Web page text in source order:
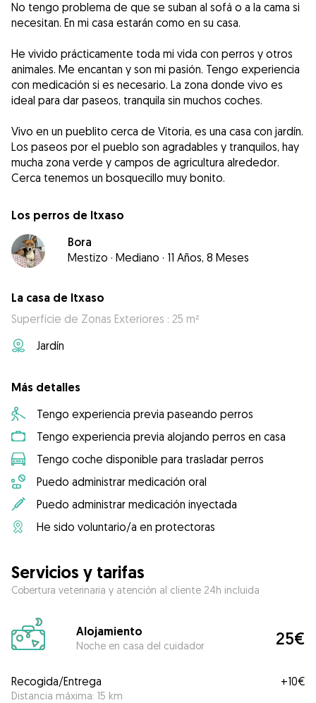
No tengo problema de que se suban al sofá o a la cama si
necesitan. En mi casa estarán como en su casa.
He vivido prácticamente toda mi vida con perros y otros
animales. Me encantan y son mi pasión. Tengo experiencia
con medicación si es necesario. La zona donde vivo es
ideal para dar paseos, tranquila sin muchos coches.
Vivo en un pueblito cerca de Vitoria, es una casa con jardín.
Los paseos por el pueblo son agradables y tranquilos, hay
mucha zona verde y campos de agricultura alrededor.
Cerca tenemos un bosquecillo muy bonito.
Los perros de Itxaso
Bora
Mestizo · Mediano · 11 Años, 8 Meses
La casa de Itxaso
Superficie de Zonas Exteriores : 25 m²
Jardín
Más detalles
Tengo experiencia previa paseando perros
Tengo experiencia previa alojando perros en casa
Tengo coche disponible para trasladar perros
Puedo administrar medicación oral
Puedo administrar medicación inyectada
He sido voluntario/a en protectoras
Servicios y tarifas
Cobertura veterinaria y atención al cliente 24h incluida
Alojamiento
Noche en casa del cuidador 25€
Recogida/Entrega
Distancia máxima: 15 km
+10€